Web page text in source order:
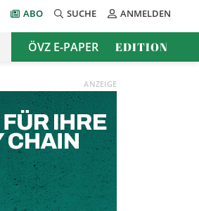
ABO SUCHE ANMELDEN
ÖVZ E-PAPER EDITION
ANZEIGE